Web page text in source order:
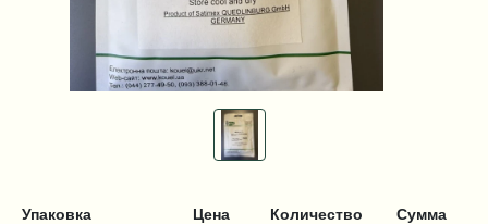
Упаковка Цена Количество Сумма